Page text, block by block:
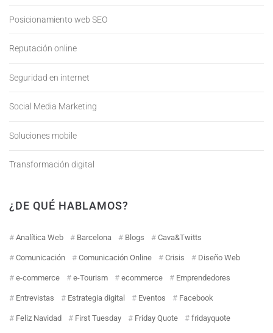
Posicionamiento web SEO
Reputación online
Seguridad en internet
Social Media Marketing
Soluciones mobile
Transformación digital
¿DE QUÉ HABLAMOS?
Analítica Web Barcelona Blogs Cava&Twitts
Comunicación Comunicación Online Crisis Diseño Web
e-commerce e-Tourism ecommerce Emprendedores
Entrevistas Estrategia digital Eventos Facebook
Feliz Navidad First Tuesday Friday Quote fridayquote